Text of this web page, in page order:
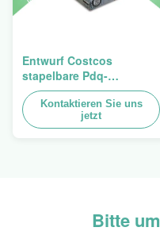
Entwurf Costcos
stapelbare Pdq-
Hochleistungsbehälter
zum Verkauf des
Vorhangs, Last 100kgs
Kontaktieren Sie uns
jetzt
Bitte